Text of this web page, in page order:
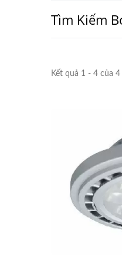
Tìm Kiếm
Kết quả 1 - 4 của 4